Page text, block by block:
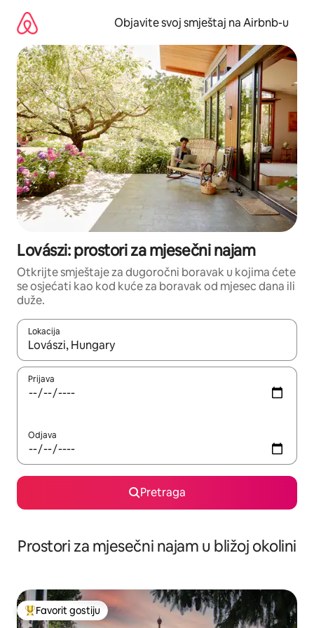
sadržaj
Objavite svoj smještaj na Airbnb-u
Lovászi: prostori za mjesečni najam
Otkrijte smještaje za dugoročni boravak u kojima ćete
se osjećati kao kod kuće za boravak od mjesec dana ili
duže.
Lokacija
Kad su rezultati dostupni, možete da se krećete kroz njih
Prijava
Odjava
Pretraga
Prostori za mjesečni najam u bližoj okolini
Glavni favorit gostiju
Favorit gostiju